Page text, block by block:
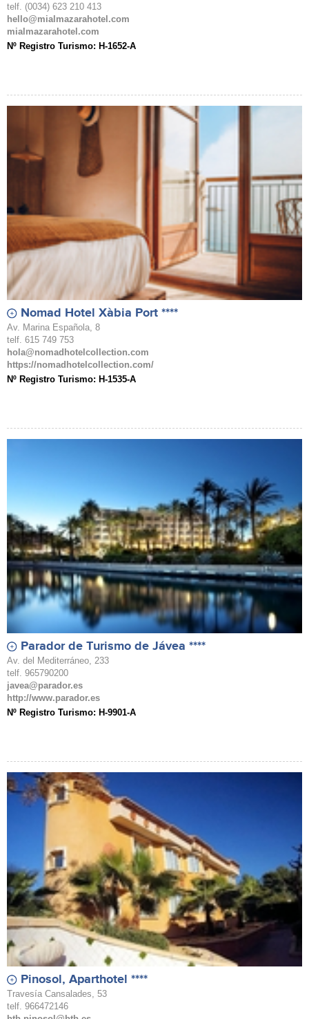
telf. (0034) 623 210 413
hello@mialmazarahotel.com
mialmazarahotel.com
Nº Registro Turismo: H-1652-A
Nomad Hotel Xàbia Port ****
Av. Marina Española, 8
telf. 615 749 753
hola@nomadhotelcollection.com
https://nomadhotelcollection.com/
Nº Registro Turismo: H-1535-A
Parador de Turismo de Jávea ****
Av. del Mediterráneo, 233
telf. 965790200
javea@parador.es
http://www.parador.es
Nº Registro Turismo: H-9901-A
Pinosol, Aparthotel ****
Travesía Cansalades, 53
telf. 966472146